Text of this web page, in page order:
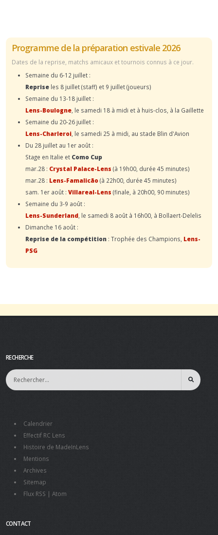
Programme de la préparation estivale 2026
Dates de la reprise, matchs amicaux et tournois connus à ce jour.
Semaine du 6-12 juillet :
Reprise les 8 juillet (staff) et 9 juillet (joueurs)
Semaine du 13-18 juillet :
Lens-Boulogne , le samedi 18 à midi et à huis-clos, à la Gaillette
Semaine du 20-26 juillet :
Lens-Charleroi , le samedi 25 à midi, au stade Blin d'Avion
Du 28 juillet au 1er août :
Stage en Italie et Como Cup
mar.28 : Crystal Palace-Lens (à 19h00, durée 45 minutes)
mar.28 : Lens-Famalicão(à 22h00, durée 45 minutes)
sam. 1er août : Villareal-Lens (finale, à 20h00, 90 minutes)
Semaine du 3-9 août :
Lens-Sunderland , le samedi 8 août à 16h00, à Bollaert-Delelis
Dimanche 16 août :
Reprise de la compétition : Trophée des Champions, Lens-
PSG
RECHERCHE
Calendrier
Effectif RC Lens
Histoire de MadeInLens
Mentions
Archives
Sitemap
Flux RSS | Atom
CONTACT